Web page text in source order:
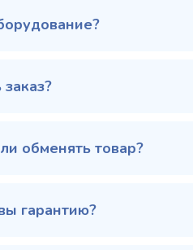
✓ В наличии 102 797 ₽
обменять товар?
гарантию?